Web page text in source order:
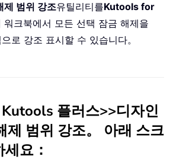
제 범위 강조유틸리티를Kutools for
워크북에서 모든 선택 잠금 해제을
로 강조 표시할 수 있습니다。
Kutools 플러스>>디자인
제 범위 강조。 아래 스크
요：